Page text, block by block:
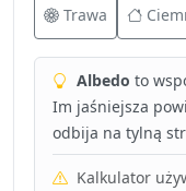
Trawa
Albedo to
Im jaśniejsza
odbija na tylną
Kalkulator